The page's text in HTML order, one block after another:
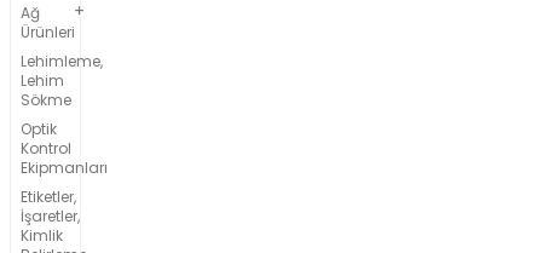
Ağ
Ürünleri
Lehimleme,
Lehim
Sökme
Optik
Kontrol
Ekipmanları
Etiketler,
İşaretler,
Kimlik